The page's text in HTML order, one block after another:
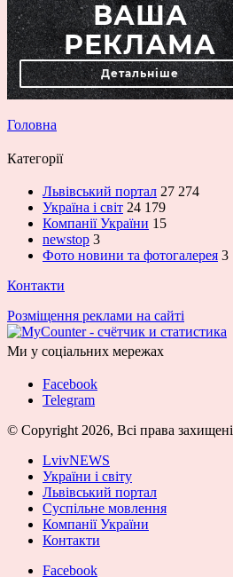
Головна
Категорії
Львівський портал 27 274
Україна і світ 24 179
Компанії України 15
newstop 3
Фото новини та фотогалерея 3
Контакти
Розміщення реклами на сайті
Ми у соціальних мережах
Facebook
Telegram
© Copyright 2026, Всі права захищені
LvivNEWS
України і світу
Львівський портал
Суспільне мовлення
Компанії України
Контакти
Facebook